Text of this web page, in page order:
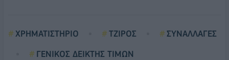
ΧΡΗΜΑΤΙΣΤΗΡΙΟ ΤΖΙΡΟΣ
ΣΥΝΑΛΛΑΓΕΣ
ΓΕΝΙΚΟΣ ΔΕΙΚΤΗΣ ΤΙΜΩΝ